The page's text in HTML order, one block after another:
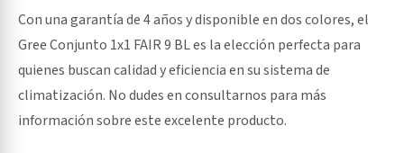
Con una garantía de 4 años y disponible en dos colores, el
Gree Conjunto 1x1 FAIR 9 BL es la elección perfecta para
quienes buscan calidad y eficiencia en su sistema de
climatización. No dudes en consultarnos para más
información sobre este excelente producto.